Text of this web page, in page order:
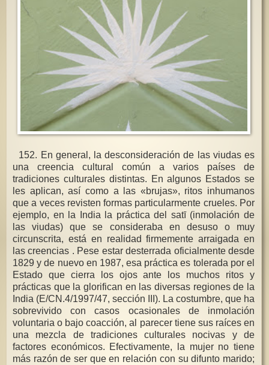
152. En general, la desconsideración de las viudas es
una creencia cultural común a varios países de
tradiciones culturales distintas. En algunos Estados se
les aplican, así como a las «brujas», ritos inhumanos
que a veces revisten formas particularmente crueles. Por
ejemplo, en la India la práctica del satī (inmolación de
las viudas) que se consideraba en desuso o muy
circunscrita, está en realidad firmemente arraigada en
las creencias . Pese estar desterrada oficialmente desde
1829 y de nuevo en 1987, esa práctica es tolerada por el
Estado que cierra los ojos ante los muchos ritos y
prácticas que la glorifican en las diversas regiones de la
India (E/CN.4/1997/47, sección III). La costumbre, que ha
sobrevivido con casos ocasionales de inmolación
voluntaria o bajo coacción, al parecer tiene sus raíces en
una mezcla de tradiciones culturales nocivas y de
factores económicos. Efectivamente, la mujer no tiene
más razón de ser que en relación con su difunto marido;